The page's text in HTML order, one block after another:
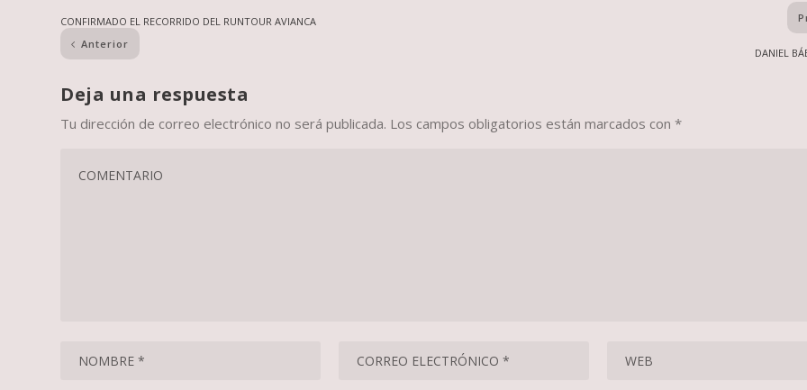
CONFIRMADO EL RECORRIDO DEL RUNTOUR AVIANCA
Anterior
DANIEL
Deja una respuesta
Tu dirección de correo electrónico no será publicada. Los campos obligatorios están marcados con*